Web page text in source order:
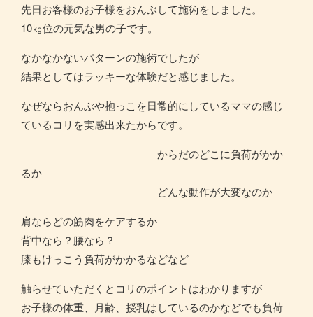
先日お客様のお子様をおんぶして施術をしました。
10㎏位の元気な男の子です。
なかなかないパターンの施術でしたが
結果としてはラッキーな体験だと感じました。
なぜならおんぶや抱っこを日常的にしているママの感じ
ているコリを実感出来たからです。
からだのどこに負荷がかか
るか
どんな動作が大変なのか
肩ならどの筋肉をケアするか
背中なら？腰なら？
膝もけっこう負荷がかかるなどなど
触らせていただくとコリのポイントはわかりますが
お子様の体重、月齢、授乳はしているのかなどでも負荷